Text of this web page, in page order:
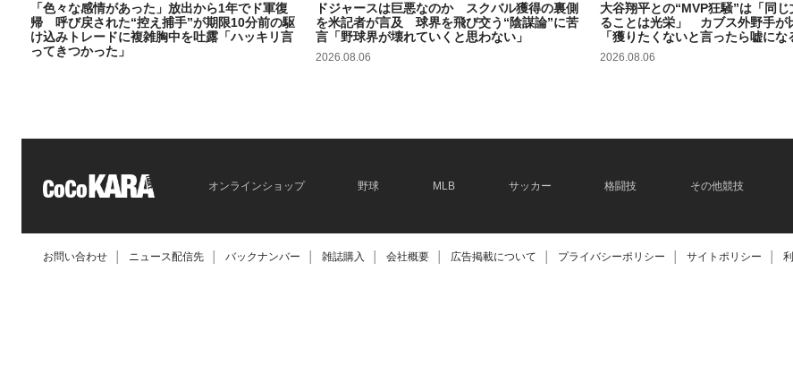
「色々な感情があった」放出から1年でド軍復
帰 呼び戻された“控え捕手”が期限10分前の駆
け込みトレードに複雑胸中を吐露「ハッキリ言
ってきつかった」
ドジャースは巨悪なのか スクバル獲得の裏側
を米記者が言及 球界を飛び交う“陰謀論”に苦
言「野球界が壊れていくと思わない」
2026.08.06
大谷翔平との“MVP狂騒”は「同
ることは光栄」 カブス外野手が
「獲りたくないと言ったら嘘にな
2026.08.06
オンラインショップ 野球 MLB サッカー 格闘技 その他競技
お問い合わせ ニュース配信先 バックナンバー 雑誌購入 会社概要 広告掲載について プライバシーポリシー サイトポリシー